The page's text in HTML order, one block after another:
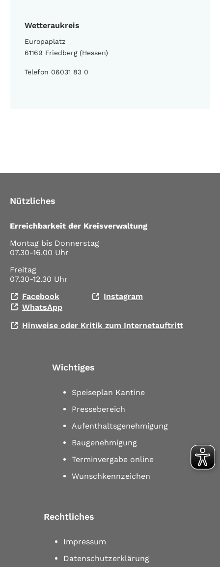
Wetteraukreis
Europaplatz
61169 Friedberg (Hessen)
Telefon 06031 83 0
Nützliches
Erreichbarkeit der Kreisverwaltung
Montag bis Donnerstag
07.30-16.00 Uhr
Freitag
07.30-12.30 Uhr
Facebook
Instagram
WhatsApp
Hinweise oder Kritik zum Internetauftritt
Wichtiges
Speiseplan Kantine
Pressebereich
Aufenthaltsgenehmigung
Baugenehmigung
Terminvergabe online
Wunschkennzeichen
Rechtliches
Impressum
Datenschutzerklärung